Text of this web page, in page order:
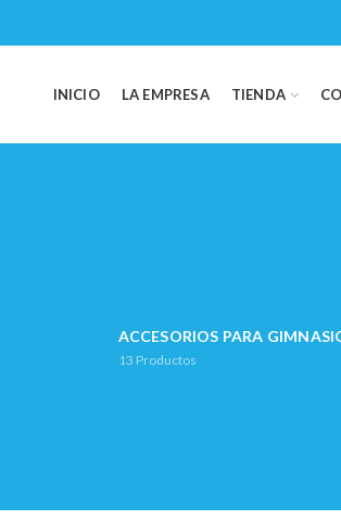
INICIO LA EMPRESA TIENDA
ACCESORIOS PARA
13 Productos